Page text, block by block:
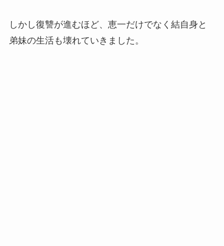
しかし復讐が進むほど、恵一だけでなく結自身と
弟妹の生活も壊れていきました。